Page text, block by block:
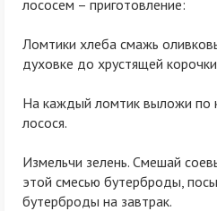
лососем – приготовление:
Ломтики хлеба смажь
духовке до хрустящей
На каждый ломтик выложи по
лосося.
Измельчи зелень. Смешай
этой смесью бутерброды,
бутерброды на завтрак.